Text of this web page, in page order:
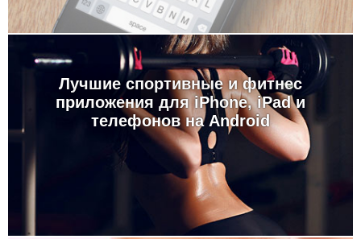
Лучшие спортивные и фитнес
приложения для iPhone, iPad и
телефонов на Android